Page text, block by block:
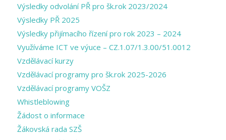
Výsledky odvolání PŘ pro šk.rok 2023/2024
Výsledky PŘ 2025
Výsledky přijímacího řízení pro rok 2023 – 2024
Využíváme ICT ve výuce – CZ.1.07/1.3.00/51.0012
Vzdělávací kurzy
Vzdělávací programy pro šk.rok 2025-2026
Vzdělávací programy VOŠZ
Whistleblowing
Žádost o informace
Žákovská rada SZŠ